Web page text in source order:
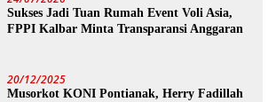
Sukses Jadi Tuan Rumah Event Voli Asia,
FPPI Kalbar Minta Transparansi Anggaran
20/12/2025
Musorkot KONI Pontianak, Herry Fadillah